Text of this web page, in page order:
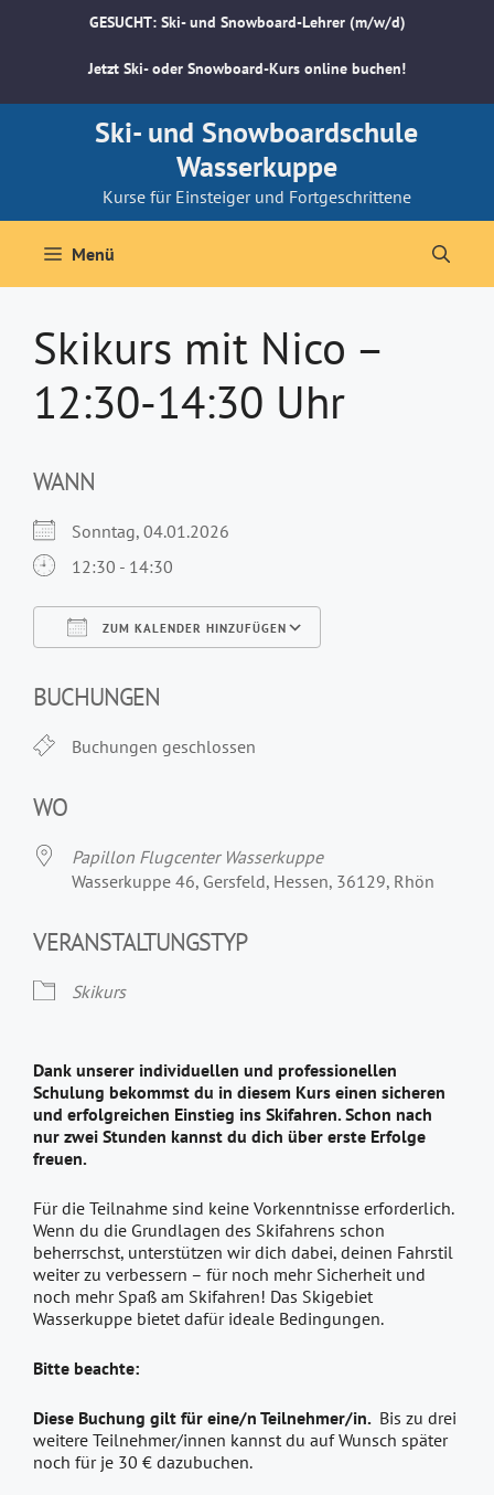
GESUCHT: Ski- und Snowboard-Lehrer (m/w/d)
Jetzt Ski- oder Snowboard-Kurs online buchen!
Ski- und Snowboardschule
Wasserkuppe
Kurse für Einsteiger und Fortgeschrittene
Menü
Skikurs mit Nico –
12:30-14:30 Uhr
WANN
Sonntag, 04.01.2026
12:30 - 14:30
ZUM KALENDER HINZUFÜGEN
BUCHUNGEN
Buchungen geschlossen
WO
Papillon Flugcenter Wasserkuppe
Wasserkuppe 46, Gersfeld, Hessen, 36129, Rhön
VERANSTALTUNGSTYP
Skikurs
Dank unserer individuellen und professionellen
Schulung bekommst du in diesem Kurs einen sicheren
und erfolgreichen Einstieg ins Skifahren. Schon nach
nur zwei Stunden kannst du dich über erste Erfolge
freuen.
Für die Teilnahme sind keine Vorkenntnisse erforderlich.
Wenn du die Grundlagen des Skifahrens schon
beherrschst, unterstützen wir dich dabei, deinen Fahrstil
weiter zu verbessern – für noch mehr Sicherheit und
noch mehr Spaß am Skifahren! Das Skigebiet
Wasserkuppe bietet dafür ideale Bedingungen.
Bitte beachte:
Diese Buchung gilt für eine/n Teilnehmer/in. Bis zu drei
weitere Teilnehmer/innen kannst du auf Wunsch später
noch für je 30 € dazubuchen.